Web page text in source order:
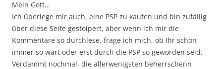
Mein Gott…
Ich überlege mir auch, eine PSP zu kaufen und bin zufällig
über diese Seite gestolpert, aber wenn ich mir die
Kommentare so durchlese, frage ich mich, ob Ihr schon
immer so wart oder erst durch die PSP so geworden seid.
Verdammt nochmal, die allerwenigsten beherrschenn